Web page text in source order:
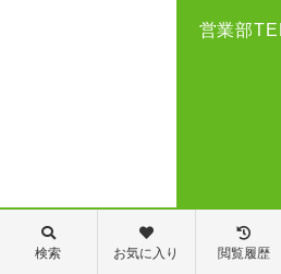
営業部
検索 お気に入り 閲覧履歴